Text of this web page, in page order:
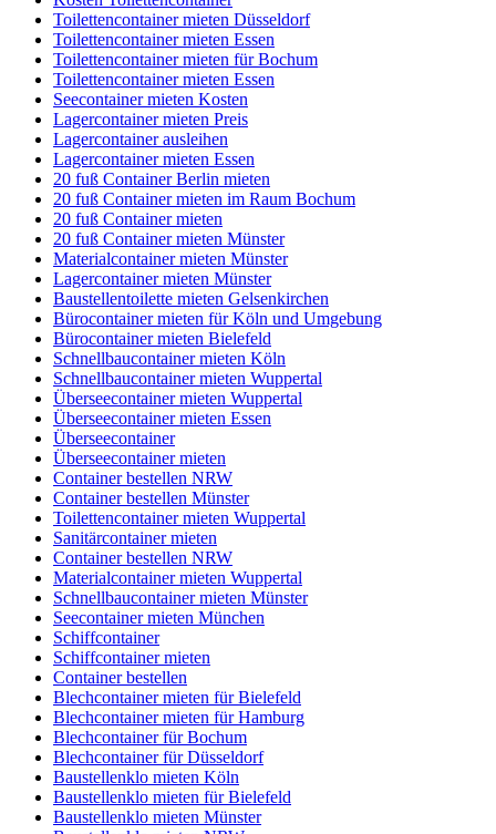
Toilettencontainer mieten Düsseldorf
Toilettencontainer mieten Essen
Toilettencontainer mieten für Bochum
Toilettencontainer mieten Essen
Seecontainer mieten Kosten
Lagercontainer mieten Preis
Lagercontainer ausleihen
Lagercontainer mieten Essen
20 fuß Container Berlin mieten
20 fuß Container mieten im Raum Bochum
20 fuß Container mieten
20 fuß Container mieten Münster
Materialcontainer mieten Münster
Lagercontainer mieten Münster
Baustellentoilette mieten Gelsenkirchen
Bürocontainer mieten für Köln und Umgebung
Bürocontainer mieten Bielefeld
Schnellbaucontainer mieten Köln
Schnellbaucontainer mieten Wuppertal
Überseecontainer mieten Wuppertal
Überseecontainer mieten Essen
Überseecontainer
Überseecontainer mieten
Container bestellen NRW
Container bestellen Münster
Toilettencontainer mieten Wuppertal
Sanitärcontainer mieten
Container bestellen NRW
Materialcontainer mieten Wuppertal
Schnellbaucontainer mieten Münster
Seecontainer mieten München
Schiffcontainer
Schiffcontainer mieten
Container bestellen
Blechcontainer mieten für Bielefeld
Blechcontainer mieten für Hamburg
Blechcontainer für Bochum
Blechcontainer für Düsseldorf
Baustellenklo mieten Köln
Baustellenklo mieten für Bielefeld
Baustellenklo mieten Münster